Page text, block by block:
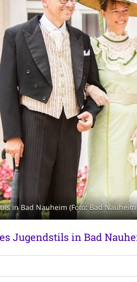
in Bad Nauheim (Foto: Bad
Jugendstils in Bad